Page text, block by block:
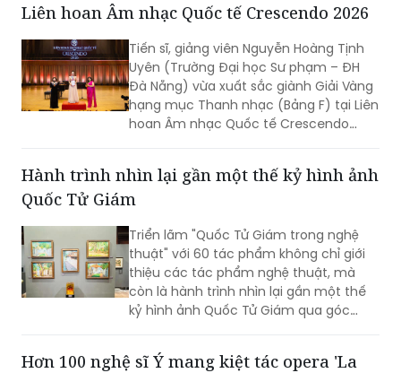
Liên hoan Âm nhạc Quốc tế Crescendo 2026
Tiến sĩ, giảng viên Nguyễn Hoàng Tịnh
Uyên (Trường Đại học Sư phạm – ĐH
Đà Nẵng) vừa xuất sắc giành Giải Vàng
hạng mục Thanh nhạc (Bảng F) tại Liên
hoan Âm nhạc Quốc tế Crescendo
biểu diễn, nghiên cứu và đào tạo âm
nhạc.
Hành trình nhìn lại gần một thế kỷ hình ảnh
Quốc Tử Giám
Triển lãm "Quốc Tử Giám trong nghệ
thuật" với 60 tác phẩm không chỉ giới
thiệu các tác phẩm nghệ thuật, mà
còn là hành trình nhìn lại gần một thế
kỷ hình ảnh Quốc Tử Giám qua góc
Hơn 100 nghệ sĩ Ý mang kiệt tác opera 'La